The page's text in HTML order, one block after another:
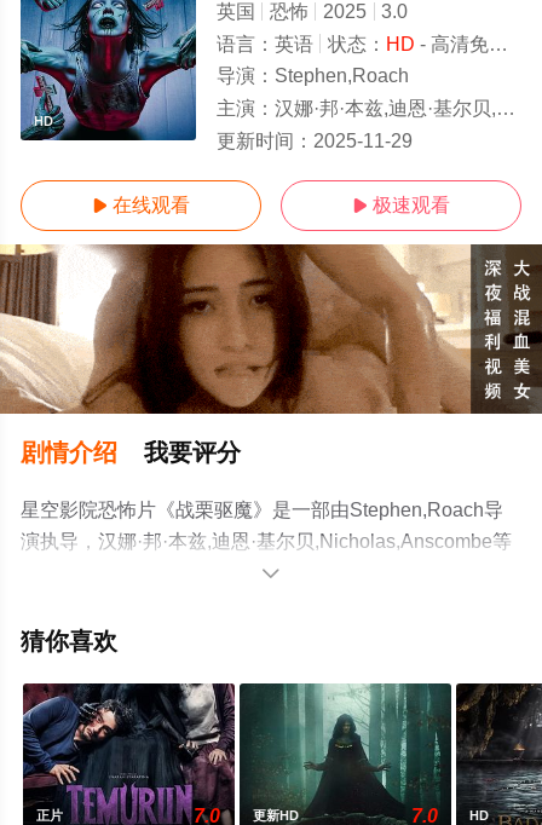
HD
英国 恐怖 2025
3.0
语言： 英语 状态： HD - 高清免费在线观看
导演： Stephen,Roach
主演： 汉娜·邦·本兹,迪恩·基尔贝,Nicholas,Anscombe
更新时间： 2025-11-29
 在线观看  极速观看
剧情介绍 我要评分
星空影院恐怖片《战栗驱魔》是一部由Stephen,Roach导
演执导，汉娜·邦·本兹,迪恩·基尔贝,Nicholas,Anscombe等
演员精彩演绎的英国电影，手机免费在线观看高清未删减
豆瓣电影、电视猫或剧情网等平台了解。

猜你喜欢
正片 7.0 更新HD 7.0 HD